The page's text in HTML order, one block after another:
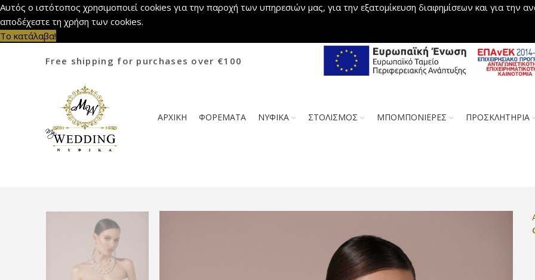
Αυτός ο ιστότοπος χρησιμοποιεί cookies για την παροχή των υπηρεσιών μας, για την εξατομίκευση διαφημίσεων και για την
αποδέχεστε τη χρήση των cookies.
Το κατάλαβα!
Free shipping for purchases over €100
ΑΡΧΙΚΗ ΦΟΡΕΜΑΤΑ ΝΥΦΙΚΑ ΣΤΟΛΙΣΜΟΣ ΜΠΟΜΠΟΝΙΕΡΕΣ ΠΡΟΣΚΛΗΤΗΡΙΑ